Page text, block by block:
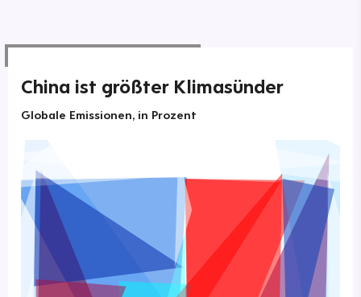
China ist größter Klimasünder
Globale Emissionen, in Prozent